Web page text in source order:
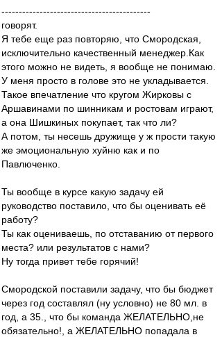
-------------------------------------------
говорят.
Я тебе еще раз повторяю, что Смородская,
исключительно качественный менеджер.Как
этого можно не видеть, я вообще не понимаю.
У меня просто в голове это не укладывается.
Такое впечатление что кругом Жирковы с
Аршавинами по шинникам и ростовам играют,
а она Шишкиных покупает, так что ли?
А потом, ты несешь дружище у ж прости такую
же эмоциональную хуйню как и по
Павлюченко.
Ты вообще в курсе какую задачу ей
руководство поставило, что бы оценивать её
работу?
Ты как оцениваешь, по отставанию от первого
места? или результатов с нами?
Ну тогда привет тебе горячий!
Смородской поставили задачу, что бы бюджет
через год составлял (ну условно) не 80 мл. в
год, а 35., что бы команда ЖЕЛАТЕЛЬНО,не
обязательно!, а ЖЕЛАТЕЛЬНО попадала в